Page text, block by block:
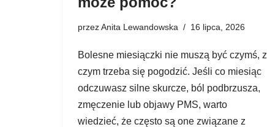
przezAnita Lewandowska 16 lipca, 2026
Bolesne miesiączki nie muszą być czymś, z
czym trzeba się pogodzić. Jeśli co miesiąc
odczuwasz silne skurcze, ból podbrzusza,
zmęczenie lub objawy PMS, warto
wiedzieć, że często są one związane z